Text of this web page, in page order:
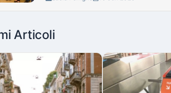
Articoli